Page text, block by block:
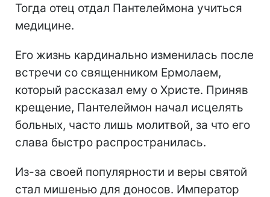
Тогда отец отдал Пантелеймона учиться
медицине.
Его жизнь кардинально изменилась после
встречи со священником Ермолаем,
который рассказал ему о Христе. Приняв
крещение, Пантелеймон начал исцелять
больных, часто лишь молитвой, за что его
слава быстро распространилась.
Из-за своей популярности и веры святой
стал мишенью для доносов. Император